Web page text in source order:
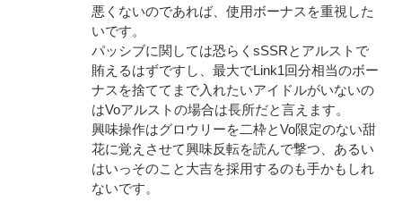
悪くないのであれば、使用ボーナスを重視した
いです。
パッシブに関しては恐らくsSSRとアルストで
賄えるはずですし、最大でLink1回分相当のボー
ナスを捨ててまで入れたいアイドルがいないの
はVoアルストの場合は長所だと言えます。
興味操作はグロウリーを二枠とVo限定のない甜
花に覚えさせて興味反転を読んで撃つ、あるい
はいっそのこと大吉を採用するのも手かもしれ
ないです。